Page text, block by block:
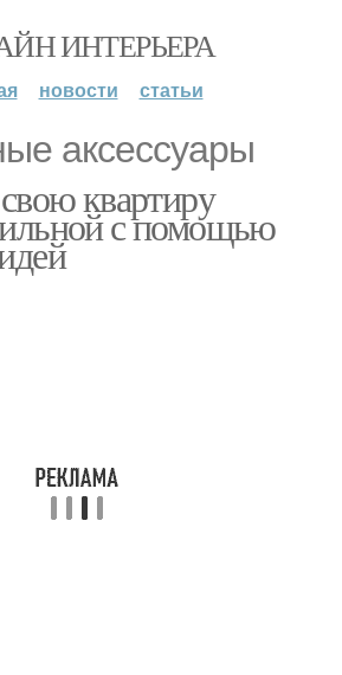
ИНТЕРЬЕРА
новости статьи
аксессуары
квартиру
с помощью